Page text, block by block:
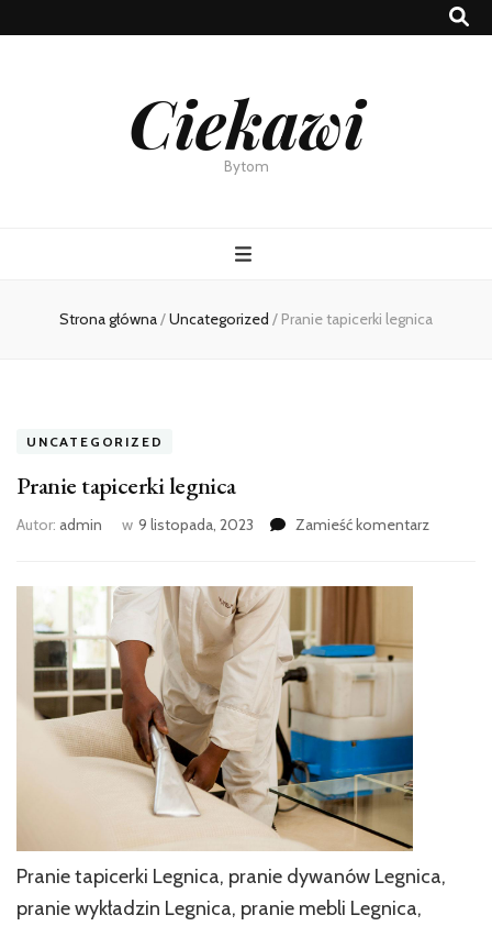
Ciekawi
Bytom
Strona główna/Uncategorized / Pranie tapicerki legnica
UNCATEGORIZED
Pranie tapicerki legnica
Autor: admin w 9 listopada, 2023 Zamieść komentarzwe
Pranie tapicerki Legnica, pranie dywanów Legnica,
pranie wykładzin Legnica, pranie mebli Legnica,